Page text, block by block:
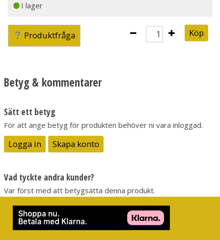
I lager
Produktfråga Köp
Betyg & kommentarer
Sätt ett betyg
För att ange betyg för produkten behöver ni vara inloggad.
Logga in Skapa konto
Vad tyckte andra kunder?
Var först med att betygsätta denna produkt.